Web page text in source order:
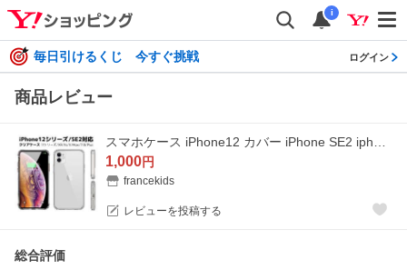
i
毎日引けるくじ 今すぐ挑戦 ログイン
商品レビュー
1,000円
francekids
レビューを投稿する
総合評価